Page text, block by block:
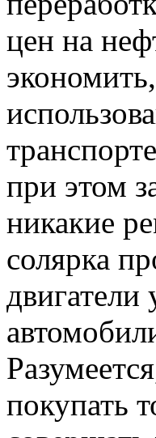
цен на
при этом
никакие
солярка
покупать